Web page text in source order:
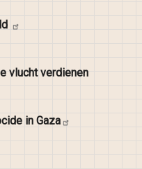
vlucht verdienen
in Gaza